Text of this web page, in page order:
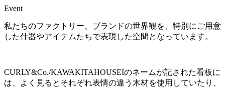
Event
私たちのファクトリー、ブランドの世界観を、特別にご用意
した什器やアイテムたちで表現した空間となっています。
CURLY&Co./KAWAKITAHOUSEIのネームが記された看板に
は、よく見るとそれぞれ表情の違う木材を使用していたり、